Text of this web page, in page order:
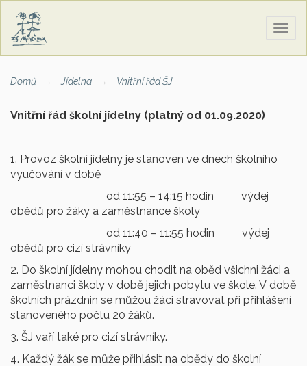
Domů Jídelna Vnitřní řád ŠJ
Vnitřní řád školní jídelny (platný od 01.09.2020)
1. Provoz školní jídelny je stanoven ve dnech školního
vyučování v době
od 11:55 – 14:15 hodin výdej
obědů pro žáky a zaměstnance školy
od 11:40 – 11:55 hodin výdej
obědů pro cizí strávníky
2. Do školní jídelny mohou chodit na oběd všichni žáci a
zaměstnanci školy v době jejich pobytu ve škole. V době
školních prázdnin se můžou žáci stravovat při přihlášení
stanoveného počtu 20 žáků.
3. ŠJ vaří také pro cizí strávníky.
4. Každý žák se může přihlásit na obědy do školní